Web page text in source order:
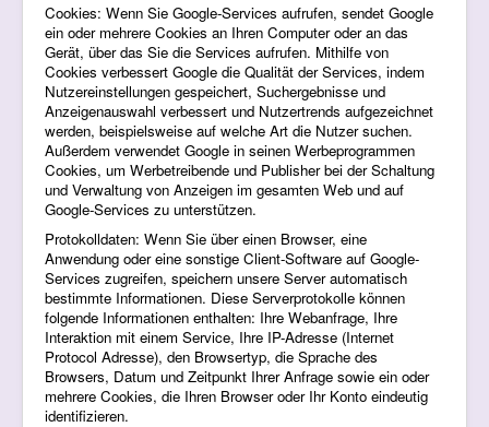
Cookies: Wenn Sie Google-Services aufrufen, sendet Google
ein oder mehrere Cookies an Ihren Computer oder an das
Gerät, über das Sie die Services aufrufen. Mithilfe von
Cookies verbessert Google die Qualität der Services, indem
Nutzereinstellungen gespeichert, Suchergebnisse und
Anzeigenauswahl verbessert und Nutzertrends aufgezeichnet
werden, beispielsweise auf welche Art die Nutzer suchen.
Außerdem verwendet Google in seinen Werbeprogrammen
Cookies, um Werbetreibende und Publisher bei der Schaltung
und Verwaltung von Anzeigen im gesamten Web und auf
Google-Services zu unterstützen.
Protokolldaten: Wenn Sie über einen Browser, eine
Anwendung oder eine sonstige Client-Software auf Google-
Services zugreifen, speichern unsere Server automatisch
bestimmte Informationen. Diese Serverprotokolle können
folgende Informationen enthalten: Ihre Webanfrage, Ihre
Interaktion mit einem Service, Ihre IP-Adresse (Internet
Protocol Adresse), den Browsertyp, die Sprache des
Browsers, Datum und Zeitpunkt Ihrer Anfrage sowie ein oder
mehrere Cookies, die Ihren Browser oder Ihr Konto eindeutig
identifizieren.